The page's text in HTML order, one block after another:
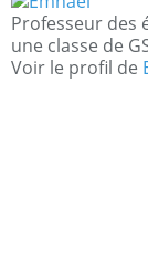
Professeur des
une classe de
Voir le profil de